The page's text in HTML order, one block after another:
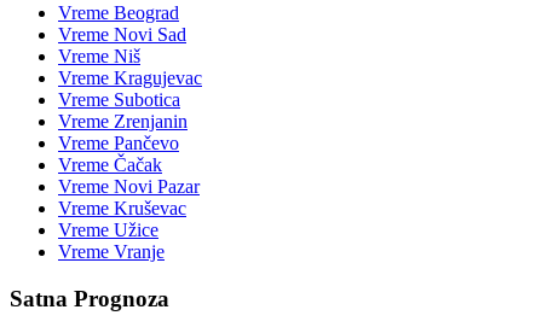
Vreme Beograd
Vreme Novi Sad
Vreme Niš
Vreme Kragujevac
Vreme Subotica
Vreme Zrenjanin
Vreme Pančevo
Vreme Čačak
Vreme Novi Pazar
Vreme Kruševac
Vreme Užice
Vreme Vranje
Satna Prognoza